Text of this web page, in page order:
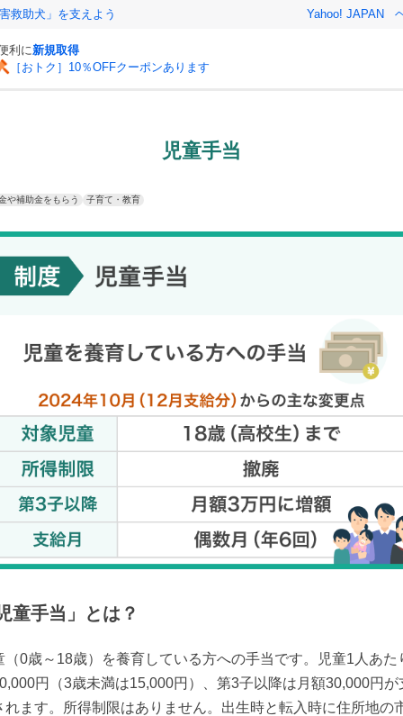
救助犬」を支えよう Yahoo! JAPAN
利に新規取得
［おトク］10％OFFクーポンあります
児童手当
や補助金をもらう 子育て・教育
童手当 」とは？
（0歳～18歳）を養育している方への手当です。児童1人あた
円（3歳未満は15,000円）、第3子以降は月額30,000円が
れます。所得制限はありません。出生時と転入時に住所地の